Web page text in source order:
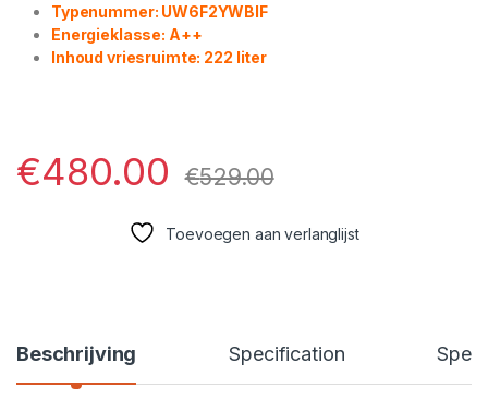
Typenummer: UW6F2YWBIF
Energieklasse: A++
Inhoud vriesruimte: 222 liter
€480.00 €529.00
Toevoegen aan verlanglijst
Beschrijving Specification